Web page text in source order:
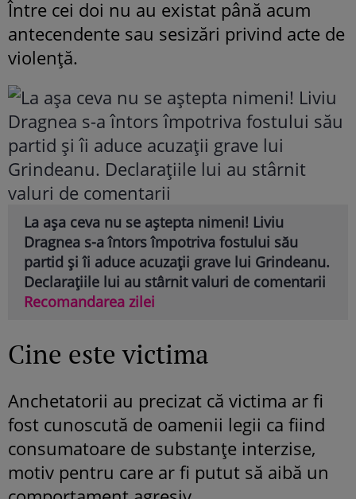
Între cei doi nu au existat până acum
antecendente sau sesizări privind acte de
violență.
La așa ceva nu se aștepta nimeni! Liviu
Dragnea s-a întors împotriva fostului său
partid și îi aduce acuzații grave lui Grindeanu.
Declarațiile lui au stârnit valuri de comentarii
Recomandarea zilei
Cine este victima
Anchetatorii au precizat că victima ar fi
fost cunoscută de oamenii legii ca fiind
consumatoare de substanțe interzise,
motiv pentru care ar fi putut să aibă un